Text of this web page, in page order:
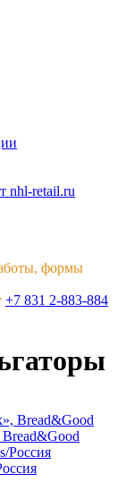
nhl-retail.ru
формы
+7 831 2-883-884